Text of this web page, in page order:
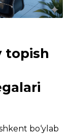
topish
bo‘ylab